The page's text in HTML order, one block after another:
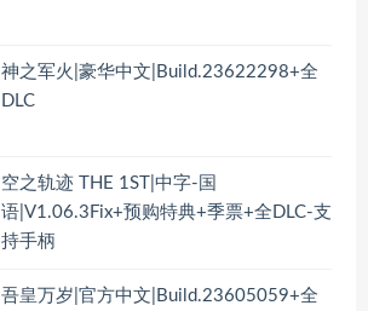
神之军火|豪华中文|Build.23622298+全
DLC
空之轨迹 THE 1ST|中字-国
语|V1.06.3Fix+预购特典+季票+全DLC-支
持手柄
吾皇万岁|官方中文|Build.23605059+全